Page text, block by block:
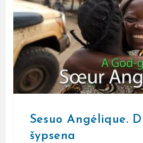
Sesuo Angélique.
šypsena